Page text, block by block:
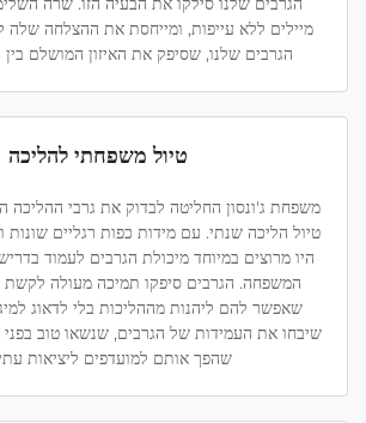
מיילים ללא עייפות, ומייחסת את ההצלחה שלה
הגרבים שלנו, שסיפק את האיזון המושלם
טיול משפחתי להליכה
משפחת ג'ונסון החליטה לבדוק את גרבי ההליכה
טיול הליכה שנתי. עם מידות כפות רגליים שונות
היו מרוצים במיוחד מיכולת הגרבים לעמוד
המשפחה. הגרבים סיפקו תמיכה מעולה לקשת
שאפשר להם ליהנות מההליכות בלי לדאוג
שיבחו את העמידות של הגרבים, שנשאו טוב
שהפך אותם למועדפים ליציאות